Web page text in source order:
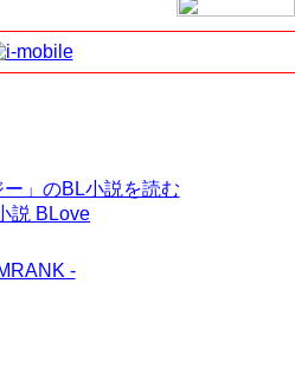
ー」のBL小説を読む
説 BLove
-